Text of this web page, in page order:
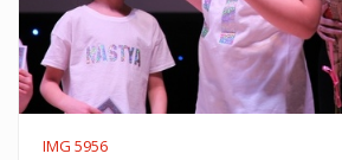
IMG 5956